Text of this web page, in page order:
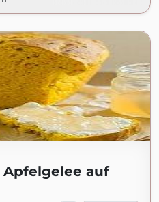
auf